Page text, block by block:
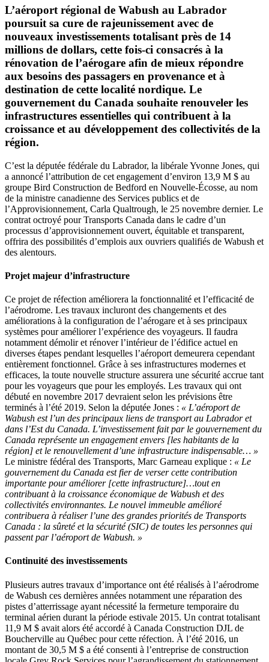
L’aéroport régional de Wabush au Labrador
poursuit sa cure de rajeunissement avec de
nouveaux investissements totalisant près de 14
millions de dollars, cette fois-ci consacrés à la
rénovation de l’aérogare afin de mieux répondre
aux besoins des passagers en provenance et à
destination de cette localité nordique. Le
gouvernement du Canada souhaite renouveler les
infrastructures essentielles qui contribuent à la
croissance et au développement des collectivités de la
région.
C’est la députée fédérale du Labrador, la libérale Yvonne Jones, qui
a annoncé l’attribution de cet engagement d’environ 13,9 M $ au
groupe Bird Construction de Bedford en Nouvelle-Écosse, au nom
de la ministre canadienne des Services publics et de
l’Approvisionnement, Carla Qualtrough, le 25 novembre dernier. Le
contrat octroyé pour Transports Canada dans le cadre d’un
processus d’approvisionnement ouvert, équitable et transparent,
offrira des possibilités d’emplois aux ouvriers qualifiés de Wabush et
des alentours.
Projet majeur d’infrastructure
Ce projet de réfection améliorera la fonctionnalité et l’efficacité de
l’aérodrome. Les travaux incluront des changements et des
améliorations à la configuration de l’aérogare et à ses principaux
systèmes pour améliorer l’expérience des voyageurs. Il faudra
notamment démolir et rénover l’intérieur de l’édifice actuel en
diverses étapes pendant lesquelles l’aéroport demeurera cependant
entièrement fonctionnel. Grâce à ses infrastructures modernes et
efficaces, la toute nouvelle structure assurera une sécurité accrue tant
pour les voyageurs que pour les employés. Les travaux qui ont
débuté en novembre 2017 devraient selon les prévisions être
terminés à l’été 2019. Selon la députée Jones : « L’aéroport de
Wabush est l’un des principaux liens de transport au Labrador et
dans l’Est du Canada. L’investissement fait par le gouvernement du
Canada représente un engagement envers [les habitants de la
région] et le renouvellement d’une infrastructure indispensable… »
Le ministre fédéral des Transports, Marc Garneau explique : « Le
gouvernement du Canada est fier de verser cette contribution
importante pour améliorer [cette infrastructure]…tout en
contribuant à la croissance économique de Wabush et des
collectivités environnantes. Le nouvel immeuble amélioré
contribuera à réaliser l’une des grandes priorités de Transports
Canada : la sûreté et la sécurité (SIC) de toutes les personnes qui
passent par l’aéroport de Wabush. »
Continuité des investissements
Plusieurs autres travaux d’importance ont été réalisés à l’aérodrome
de Wabush ces dernières années notamment une réparation des
pistes d’atterrissage ayant nécessité la fermeture temporaire du
terminal aérien durant la période estivale 2015. Un contrat totalisant
11,9 M $ avait alors été accordé à Canada Construction DJL de
Boucherville au Québec pour cette réfection. À l’été 2016, un
montant de 30,5 M $ a été consenti à l’entreprise de construction